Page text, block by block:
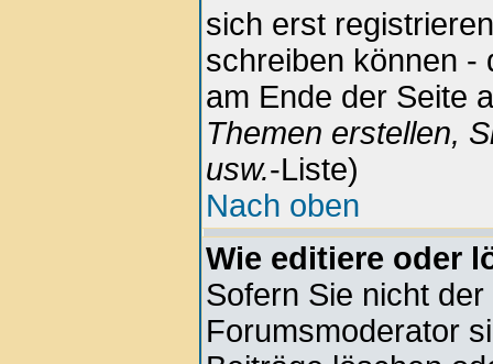
sich erst
schreiben können -
am Ende der Seite
Themen erstellen,
usw.-Liste)
Nach oben
Wie editiere oder
Sofern Sie nicht
Forumsmoderator